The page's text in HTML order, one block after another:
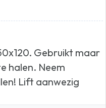
Gebruikt maar
halen. Neem
Lift aanwezig